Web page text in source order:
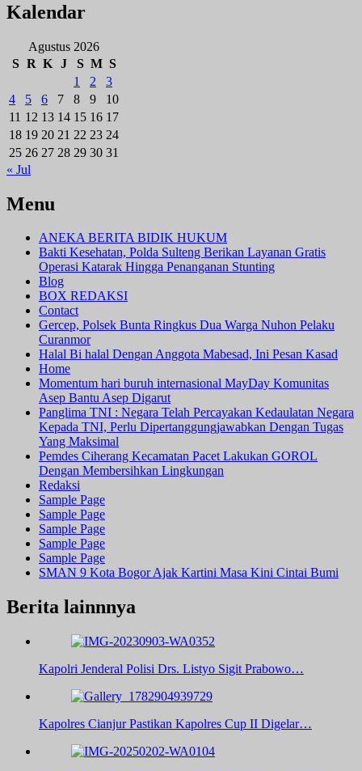
Kalendar
Agustus 2026
S R K J S M S
1
2
3
4
5 6 7 8 9
10
11 12 13 14 15 16 17
18 19 20 21 22 23 24
25 26 27 28 29 30 31
« Jul
Menu
ANEKA BERITA BIDIK HUKUM
Bakti Kesehatan, Polda Sulteng Berikan Layanan Gratis
Operasi Katarak Hingga Penanganan Stunting
Blog
BOX REDAKSI
Contact
Gercep, Polsek Bunta Ringkus Dua Warga Nuhon Pelaku
Curanmor
Halal Bi halal Dengan Anggota Mabesad, Ini Pesan Kasad
Home
Momentum hari buruh internasional MayDay Komunitas
Asep Bantu Asep Digarut
Panglima TNI : Negara Telah Percayakan Kedaulatan Negara
Kepada TNI, Perlu Dipertanggungjawabkan Dengan Tugas
Yang Maksimal
Pemdes Ciherang Kecamatan Pacet Lakukan GOROL
Dengan Membersihkan Lingkungan
Redaksi
Sample Page
Sample Page
Sample Page
Sample Page
Sample Page
SMAN 9 Kota Bogor Ajak Kartini Masa Kini Cintai Bumi
Berita lainnnya
Kapolri Jenderal Polisi Drs. Listyo Sigit Prabowo…
Kapolres Cianjur Pastikan Kapolres Cup II Digelar…